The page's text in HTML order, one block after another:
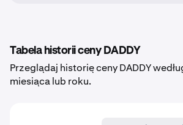
Tabela historii ceny DADDY
Przeglądaj historię ceny DADDY
miesiąca lub roku.